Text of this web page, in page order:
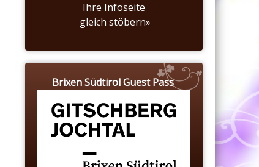
Ihre Infoseite
gleich stöbern»
Brixen Südtirol Guest Pass